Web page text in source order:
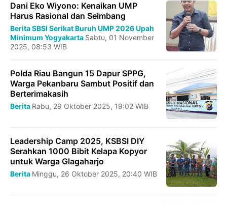
Dani Eko Wiyono: Kenaikan UMP
Harus Rasional dan Seimbang
BeritaSBSI Serikat Buruh UMP 2026Upah
Minimum Yogyakarta Sabtu, 01 November
2025, 08:53 WIB
Polda Riau Bangun 15 Dapur SPPG,
Warga Pekanbaru Sambut Positif dan
Berterimakasih
Berita Rabu, 29 Oktober 2025, 19:02 WIB
Leadership Camp 2025, KSBSI DIY
Serahkan 1000 Bibit Kelapa Kopyor
untuk Warga Glagaharjo
Berita Minggu, 26 Oktober 2025, 20:40 WIB